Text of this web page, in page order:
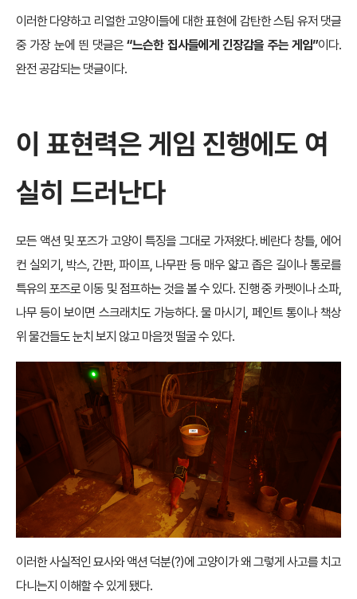
이러한 다양하고 리얼한 고양이들에 대한 표현에 감탄한 스팀 유저 댓글
중 가장 눈에 띈 댓글은“느슨한 집사들에게 긴장감을 주는 게임”이다.
완전 공감되는 댓글이다.
이 표현력은 게임 진행에도 여
실히 드러난다
모든 액션 및 포즈가 고양이 특징을 그대로 가져왔다. 베란다 창틀, 에어
컨 실외기, 박스, 간판, 파이프, 나무판 등 매우 얇고 좁은 길이나 통로를
특유의 포즈로 이동 및 점프하는 것을 볼 수 있다. 진행 중 카펫이나 소파,
나무 등이 보이면 스크래치도 가능하다. 물 마시기, 페인트 통이나 책상
위 물건들도 눈치 보지 않고 마음껏 떨굴 수 있다.
이러한 사실적인 묘사와 액션 덕분(?)에 고양이가 왜 그렇게 사고를 치고
다니는지 이해할 수 있게 됐다.